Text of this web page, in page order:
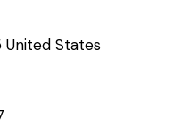
United States